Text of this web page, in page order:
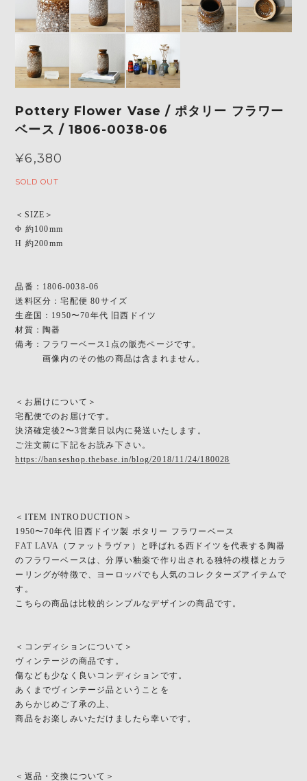
Pottery Flower Vase / ポタリー フラワー
ベース / 1806-0038-06
¥6,380
SOLD OUT
＜SIZE＞
Φ 約100mm
H 約200mm
品番：1806-0038-06
送料区分：宅配便 80サイズ
生産国：1950〜70年代 旧西ドイツ
材質：陶器
備考：フラワーベース1点の販売ページです。
画像内のその他の商品は含まれません。
＜お届けについて＞
宅配便でのお届けです。
決済確定後2〜3営業日以内に発送いたします。
ご注文前に下記をお読み下さい。
https://banseshop.thebase.in/blog/2018/11/24/180028
＜ITEM INTRODUCTION＞
1950〜70年代 旧西ドイツ製 ポタリー フラワーベース
FAT LAVA（ファットラヴァ）と呼ばれる西ドイツを代表する陶器
のフラワーベースは、分厚い釉薬で作り出される独特の模様とカラ
ーリングが特徴で、ヨーロッパでも人気のコレクターズアイテムで
す。
こちらの商品は比較的シンプルなデザインの商品です。
＜コンディションについて＞
ヴィンテージの商品です。
傷なども少なく良いコンディションです。
あくまでヴィンテージ品ということを
あらかじめご了承の上、
商品をお楽しみいただけましたら幸いです。
＜返品・交換について＞